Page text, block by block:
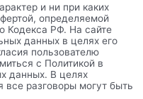
и ни при каких
определяемой
Кодекса РФ. На сайте
данных в целях его
пользователю
с Политикой в
данных. В целях
разговоры могут быть